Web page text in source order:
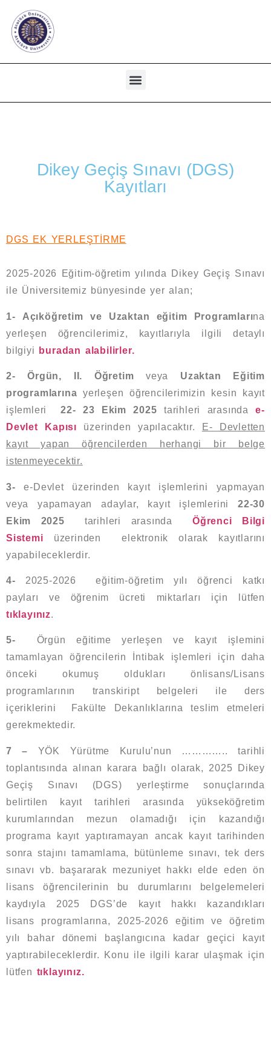
Dikey Geçiş Sınavı (DGS)
Kayıtları
DGS EK YERLEŞTİRME
2025-2026 Eğitim-öğretim yılında Dikey Geçiş Sınavı
ile Üniversitemiz bünyesinde yer alan;
1- Açıköğretim ve Uzaktan eğitim Programlarına
yerleşen öğrencilerimiz, kayıtlarıyla ilgili detaylı
bilgiyi
buradan alabilirler.
2- Örgün, II. Öğretimveya Uzaktan Eğitim
programlarına yerleşen öğrencilerimizin kesin kayıt
işlemleri 22- 23 Ekim 2025 tarihleri arasındae-
Devlet Kapısı
üzerinden yapılacaktır.
E- Devletten
kayıt yapan öğrencilerden herhangi bir belge
istenmeyecektir.
3- e-Devlet üzerinden kayıt işlemlerini yapmayan
veya yapamayan adaylar, kayıt işlemlerini 22-30
Ekim 2025
tarihleri arasında Öğrenci Bilgi
Sistemi üzerinden elektronik olarak kayıtlarını
yapabileceklerdir.
4- 2025-2026 eğitim-öğretim yılı öğrenci katkı
payları ve öğrenim ücreti miktarları için lütfen
tıklayınız.
5- Örgün eğitime yerleşen ve kayıt işlemini
tamamlayan öğrencilerin İntibak işlemleri için daha
önceki okumuş oldukları önlisans/Lisans
programlarının transkiript belgeleri ile ders
içeriklerini Fakülte Dekanlıklarına teslim etmeleri
gerekmektedir.
7 –
YÖK Yürütme Kurulu’nun ………….. tarihli
toplantısında alınan karara bağlı olarak, 2025 Dikey
Geçiş Sınavı (DGS) yerleştirme sonuçlarında
belirtilen kayıt tarihleri arasında yükseköğretim
kurumlarından mezun olamadığı için kazandığı
programa kayıt yaptıramayan ancak kayıt tarihinden
sonra stajını tamamlama, bütünleme sınavı, tek ders
sınavı vb. başararak mezuniyet hakkı elde eden ön
lisans öğrencilerinin bu durumlarını belgelemeleri
kaydıyla 2025 DGS’de kayıt hakkı kazandıkları
lisans programlarına, 2025-2026 eğitim ve öğretim
yılı bahar dönemi başlangıcına kadar geçici kayıt
yaptırabileceklerdir. Konu ile ilgili karar ulaşmak için
lütfen tıklayınız.